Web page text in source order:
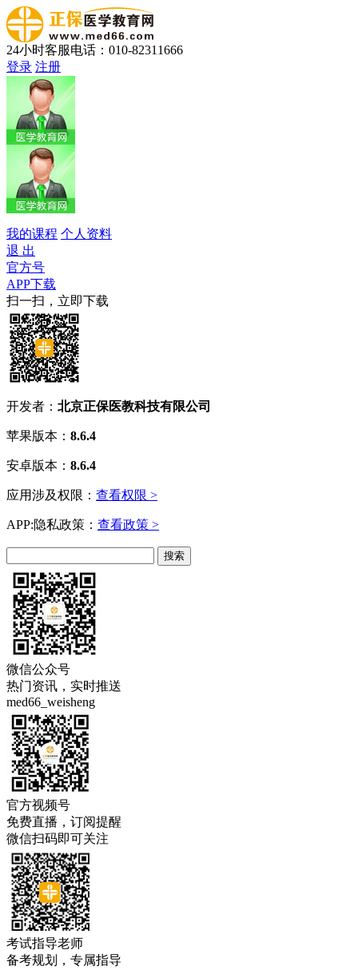
24小时客服电话：010-82311666
登录 注册
我的课程 个人资料
退 出
官方号
APP下载
扫一扫，立即下载
开发者： 北京正保医教科技有限公司
苹果版本： 8.6.4
安卓版本： 8.6.4
应用涉及权限： 查看权限 >
APP:隐私政策： 查看政策 >
微信公众号
热门资讯，实时推送
med66_weisheng
官方视频号
免费直播，订阅提醒
微信扫码即可关注
考试指导老师
备考规划，专属指导